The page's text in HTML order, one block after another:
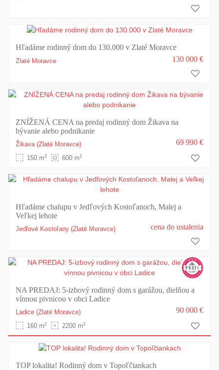
Hľadáme rodinný dom do 130.000 v Zlaté Moravce
Zlaté Moravce 130 000 €
ZNÍŽENÁ CENA na predaj rodinný dom Žikava na
bývanie alebo podnikanie
Žikava (Zlaté Moravce)
150 m2 600 m2
69 990 €
Hľadáme chalupu v Jedľových Kostoľanoch, Malej a
Veľkej lehote
Jedľové Kostoľany (Zlaté Moravce) cena do ustalenia
NA PREDAJ: 5-izbový rodinný dom s garážou, dielňou a
vínnou pivnicou v obci Ladice
Ladice (Zlaté Moravce)
160 m2 2200 m2
90 000 €
TOP lokalita! Rodinný dom v Topoľčiankach